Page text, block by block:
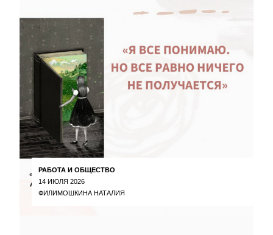
РАБОТА И ОБЩЕСТВО
14 ИЮЛЯ 2026
ФИЛИМОШКИНА НАТАЛИЯ